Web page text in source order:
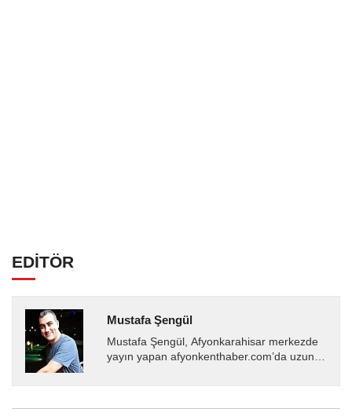
EDİTÖR
Mustafa Şengül
Mustafa Şengül, Afyonkarahisar merkezde
yayın yapan afyonkenthaber.com’da uzun
almakta, haber akışı...